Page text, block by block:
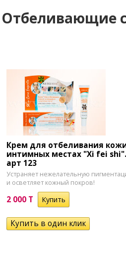
Отбеливающие
Крем для отбеливания
интимных местах "Xi fei shi".
арт 123
Устраняет нежелательную
и осветляет кожный покров!
2 000 T